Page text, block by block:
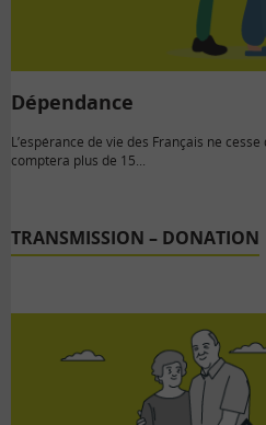
Dépendance
L’espérance de vie des Français ne
comptera plus de 15...
TRANSMISSION – DONATION